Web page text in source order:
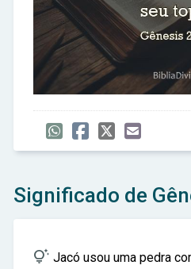
Significado de
 Jacó usou uma pedra